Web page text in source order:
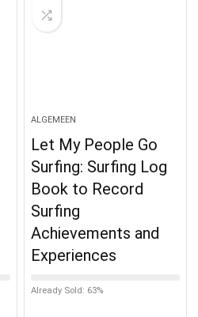
ALGEMEEN
Let My People Go
Surfing: Surfing Log
Book to Record
Surfing
Achievements and
Experiences
Already Sold: 63%